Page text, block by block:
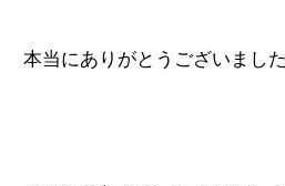
本当にありがとうございました